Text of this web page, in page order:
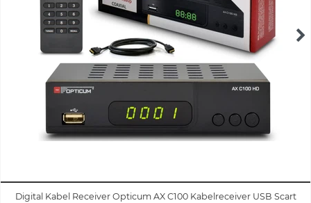
Digital Kabel Receiver Opticum AX C100 Kabelreceiver USB Scart